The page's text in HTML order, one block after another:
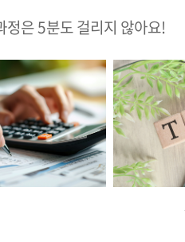
정은 5분도 걸리지 않아요!